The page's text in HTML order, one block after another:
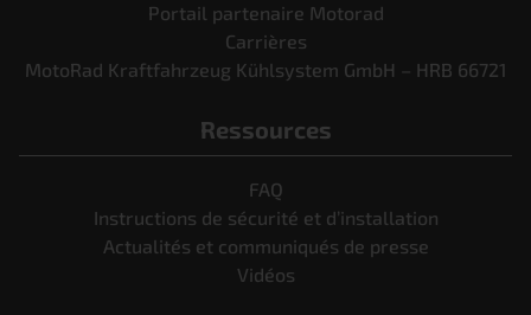
Portail partenaire Motorad
Carrières
MotoRad Kraftfahrzeug Kühlsystem GmbH – HRB 66721
Ressources
FAQ
Instructions de sécurité et d’installation
Actualités et communiqués de presse
Vidéos